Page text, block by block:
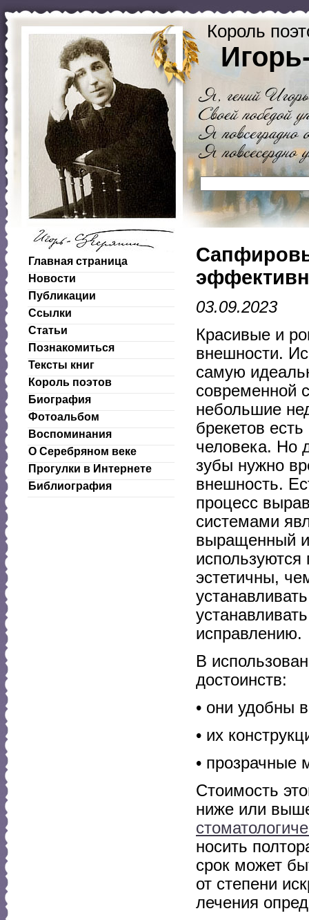
Король
Главная страница
Новости
Публикации
Ссылки
Статьи
Познакомиться
Тексты книг
Король поэтов
Биография
Фотоальбом
Воспоминания
О Серебряном веке
Прогулки в Интернете
Библиография
03.09.2023
Красивые и
внешности.
самую
современной
небольшие
брекетов
человека. Но
зубы нужно
внешность.
процесс
системами
выращенный
эстетичны,
исправлению.
В
достоинств:
• они удобны
• их
• прозрачные
Стоимость
ниже или
носить
срок может
от степени
лечения